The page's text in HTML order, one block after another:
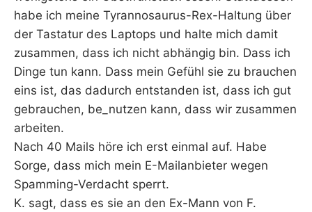
habe ich meine Tyrannosaurus-Rex-Haltung über
der Tastatur des Laptops und halte mich damit
zusammen, dass ich nicht abhängig bin. Dass ich
Dinge tun kann. Dass mein Gefühl sie zu brauchen
eins ist, das dadurch entstanden ist, dass ich gut
gebrauchen, be_nutzen kann, dass wir zusammen
arbeiten.
Nach 40 Mails höre ich erst einmal auf. Habe
Sorge, dass mich mein E-Mailanbieter wegen
Spamming-Verdacht sperrt.
K. sagt, dass es sie an den Ex-Mann von F.